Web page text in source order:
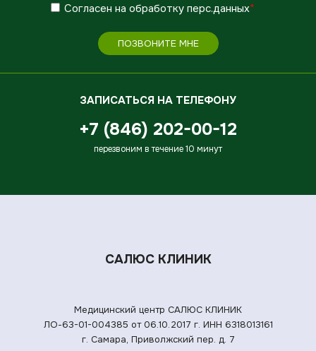
Согласен на обработку перс.данных*
ПОЗВОНИТЕ МНЕ
ЗАПИСАТЬСЯ НА ТЕЛЕФОНУ
+7 (846) 202-00-12
перезвоним в течение 10 минут
САЛЮС КЛИНИК
Медицинский центр САЛЮС КЛИНИК
ЛО-63-01-004385 от 06.10.2017 г. ИНН 6318013161
г. Самара, Приволжский пер. д. 7